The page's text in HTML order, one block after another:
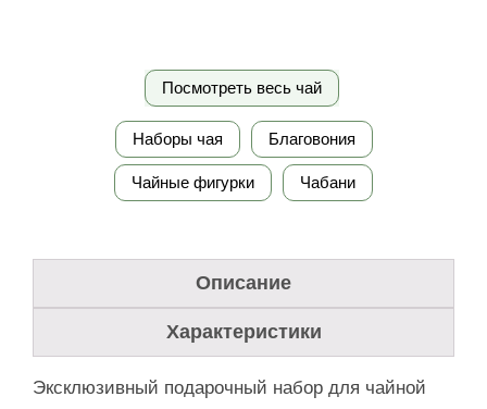
Посмотреть весь чай
Наборы чая Благовония
Чайные фигурки Чабани
Описание
Характеристики
Эксклюзивный подарочный набор для чайной